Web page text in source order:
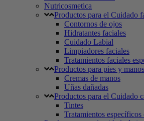
Nutricosmetica
Productos para el Cuidado
Contornos de ojos
Hidratantes faciales
Cuidado Labial
Limpiadores faciales
Tratamientos faciales
Productos para pies y manos
Cremas de manos
Uñas dañadas
Productos para el Cuidado
Tintes
Tratamientos específicos